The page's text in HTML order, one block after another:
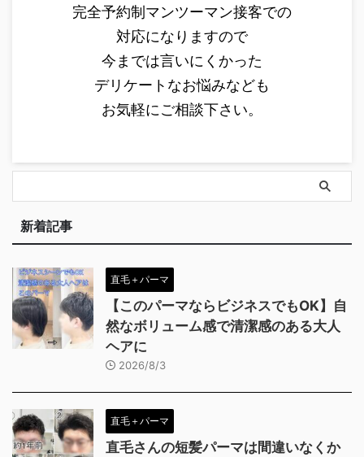
完全予約制マンツーマン接客での
対応になりますので
今までは言いにくかった
デリケートなお悩みなども
お気軽にご相談下さい。
新着記事
直毛＋パーマ
【このパーマならビジネスでもOK】自
然なボリューム感で清潔感のある大人
ヘアに
2026/8/3
直毛＋パーマ
直毛さんの短髪パーマは間違いなくか